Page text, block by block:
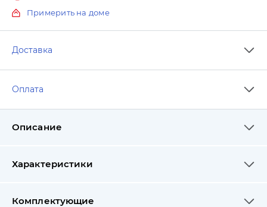
Примерить на доме
Доставка
Оплата
Описание
Характеристики
Комплектующие